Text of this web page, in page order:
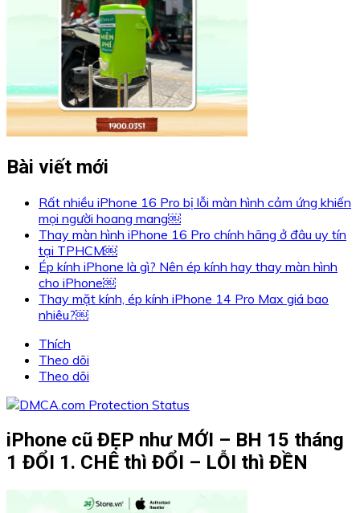
Bài viết mới
Rất nhiều iPhone 16 Pro bị lỗi màn hình cảm ứng khiến
mọi người hoang mang￼
Thay màn hình iPhone 16 Pro chính hãng ở đâu uy tín
tại TPHCM￼
Ép kính iPhone là gì? Nên ép kính hay thay màn hình
cho iPhone￼
Thay mặt kính, ép kính iPhone 14 Pro Max giá bao
nhiêu?￼
Thích
Theo dõi
Theo dõi
iPhone cũ ĐẸP như MỚI – BH 15 tháng
1 ĐỔI 1. CHÊ thì ĐỔI – LỖI thì ĐỀN